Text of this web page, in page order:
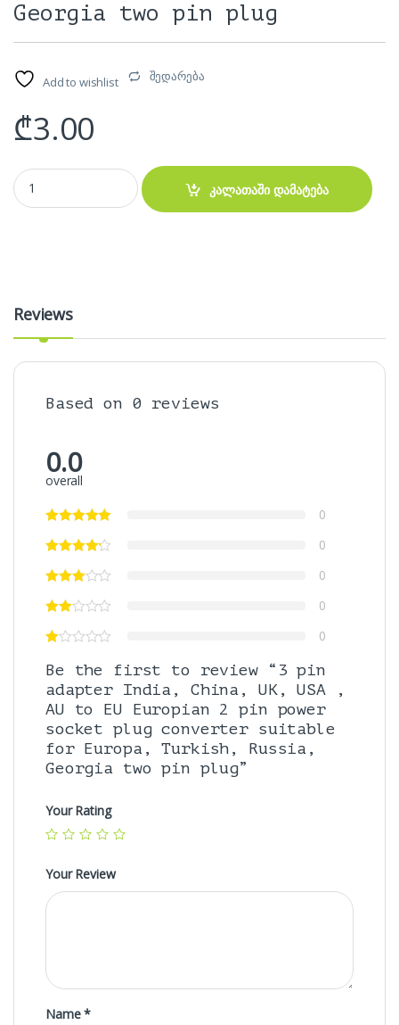
Georgia two pin plug
Add to wishlist შედარება
₾3.00
3 pin adapter India, China, UK, USA , AU to EU Europian 2 pin
კალათაში დამატება
Reviews
Based on 0 reviews
0.0
overall
0
0
0
0
0
Be the first to review “3 pin
adapter India, China, UK, USA ,
AU to EU Europian 2 pin power
socket plug converter suitable
for Europa, Turkish, Russia,
Georgia two pin plug”
Your Rating
Your Review
Name*